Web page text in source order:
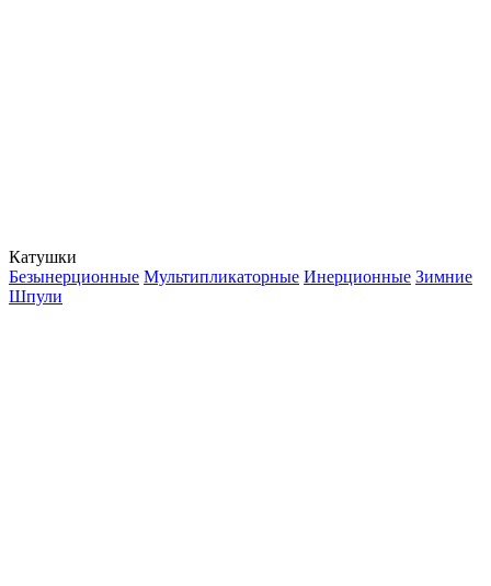
Катушки
Безынерционные Мультипликаторные Инерционные Зимние
Шпули